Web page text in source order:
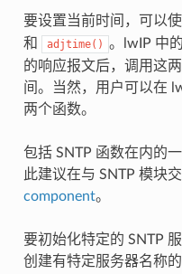
要设置当前时间，可以
和 adjtime() 。lwIP 中
的响应报文后，调用这
间。当然，用户可以在
两个函数。
包括 SNTP 函数在内的
此建议在与 SNTP 模块
component。
要初始化特定的 SNTP
创建有特定服务器名称